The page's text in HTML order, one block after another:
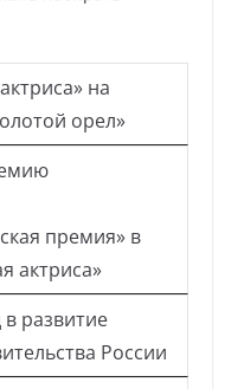
на
орел»
премия» в
актриса»
в развитие
России